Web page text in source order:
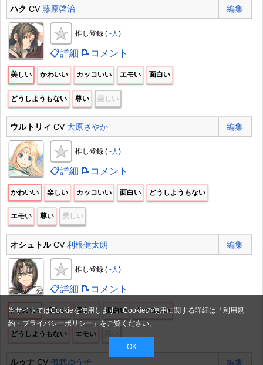
ハク CV藤原啓治 編集
推し登録 ( -人)
📋詳細 📝コメント
美しい かわいい カッコいい エモい 面白い
どうしようもない 尊い 楽しい
ウルトリィ CV 大原さやか 編集
推し登録 ( -人)
📋詳細 📝コメント
かわいい 楽しい カッコいい 面白い どうしようもない
エモい 尊い 美しい
オシュトルCV利根健太朗 編集
推し登録 ( -人)
📋詳細 📝コメント
かわいい 楽しい 美しい 面白い カッコいい
どうしようもない エモい
ルゥナCV 儀武ゆう子 編集
当サイトではCookieを使用します。Cookieの使用に関する詳細は「利用規
約・プライバシーポリシー 」をご覧ください。
OK